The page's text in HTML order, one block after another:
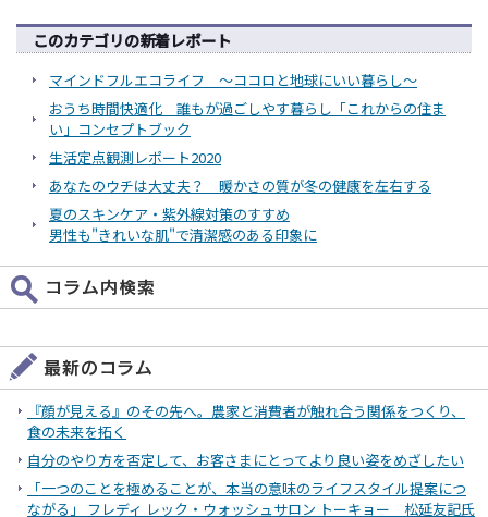
このカテゴリの新着レポート
マインドフルエコライフ ～ココロと地球にいい暮らし～
おうち時間快適化 誰もが過ごしやす暮らし「これからの住ま
い」コンセプトブック
生活定点観測レポート2020
あなたのウチは大丈夫？ 暖かさの質が冬の健康を左右する
夏のスキンケア・紫外線対策のすすめ
男性も"きれいな肌"で清潔感のある印象に
『顔が見える』のその先へ。農家と消費者が触れ合う関係をつくり、
食の未来を拓く
自分のやり方を否定して、お客さまにとってより良い姿をめざしたい
「一つのことを極めることが、本当の意味のライフスタイル提案につ
ながる」 フレディ レック・ウォッシュサロン トーキョー 松延友記氏